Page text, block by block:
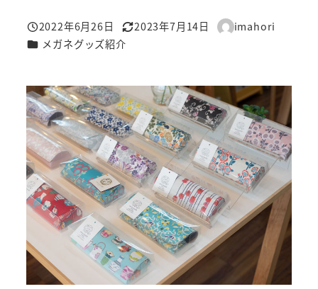
投稿日
2022年6月26日
更新日
2023年7月14日
著
imahori
カテゴリー
メガネグッズ紹介